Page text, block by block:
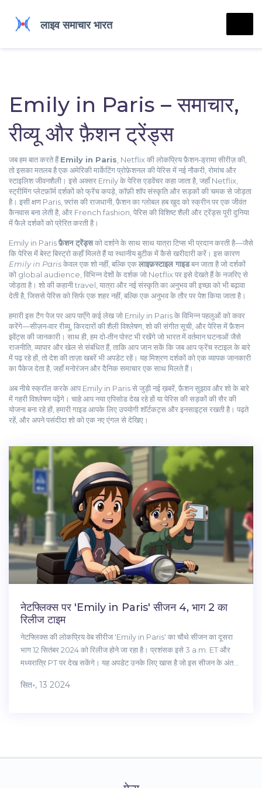
Emily in Paris – समाचार,
रीव्यू और फ़ैशन ट्रेंड्स
जब हम बात करते हैंEmily in Paris Netflix की लोकप्रिय फ़ैशन‑ड्रामा सीरीज़की,
तो इसका मतलब है एक अमेरिकी मार्केटिंग प्रोफ़ेशनल की पेरिस में नई नौकरी, रोमांच और
स्टाइलिश जीवनशैली। इसे अक्सर Emily के पेरिस एडवेंचरकहा जाता है, जहाँNetflix
स्ट्रीमिंग प्लेटफ़ॉर्मदर्शकों को फ्रेंच कपड़े, कॉफ़ी शॉप संस्कृति और सड़कों की चमक से जोड़ता
है। इसी क्षण Paris फ़्रांस की राजधानी, फ़ैशन का ग्लोबल हबखुद को स्क्रीन पर एक जीवंत
कैनवास बना लेती है, और French fashion पेरिस की विशिष्ट शैली और ट्रेंड्सपूरी दुनिया
में फैले दर्शकों को प्रेरित करती है।
Emily in Parisफ़ैशन ट्रेंड्सको दर्शाने के साथ साथ यात्रा टिप्स भी प्रदान करती है—जैसे
कि पेरिस में बेस्ट बिस्ट्रो कहाँ मिलते हैं या स्थानीय बुटीक में कैसे खरीदारी करें। इस कारण
Emily in Parisकेवल एक शो नहीं, बल्कि एकलाइफ़स्टाइल गाइडबन जाता है जो दर्शकों
को global audience विभिन्न देशों के दर्शक जो Netflix पर इसे देखते हैंके नजरिए से
जोड़ता है। शो की कहानीtravel यात्रा और नई संस्कृति का अनुभवकी इच्छा को भी बढ़ावा
देती है, जिससे पेरिस को सिर्फ एक शहर नहीं, बल्कि एक अनुभव के तौर पर पेश किया जाता है।
हमारी इस टैग पेज पर आप पाएँगे कई लेख जो Emily in Paris के विभिन्न पहलुओं को कवर
करेंगे—सीज़न‑वार रीव्यू, किरदारों की शैली विश्लेषण, शो की संगीत सूची, और पेरिस में फ़ैशन
इवेंट्स की जानकारी। साथ ही, हम दो‑तीन पोस्ट भी रखेंगे जो भारत में वर्तमान घटनाओं जैसे
राजनीति, व्यापार और खेल से संबंधित हैं, ताकि आप जान सकें कि जब आप फ्रेंच स्टाइल के बारे
में पढ़ रहे हों, तो देश की ताज़ा खबरें भी अपडेट रहें। यह मिश्रण दर्शकों को एक व्यापक जानकारी
का पैकेज देता है, जहाँ मनोरंजन और दैनिक समाचार एक साथ मिलते हैं।
अब नीचे स्क्रॉल करके आप Emily in Paris से जुड़ी नई ख़बरें, फ़ैशन सुझाव और शो के बारे
में गहरी विश्लेषण पढ़ेंगे। चाहे आप नया एपिसोड देख रहे हों या पेरिस की सड़कों की सैर की
योजना बना रहे हों, हमारी गाइड आपके लिए उपयोगी शॉर्टकट्स और इनसाइट्स रखती है। पढ़ते
रहें, और अपने पसंदीदा शो को एक नए एंगल से देखिए।
नेटफ्लिक्स पर 'Emily in Paris' सीजन 4, भाग 2 का
रिलीज टाइम
नेटफ्लिक्स की लोकप्रिय वेब सीरीज 'Emily in Paris' का चौथे सीजन का दूसरा
भाग 12 सितंबर 2024 को रिलीज होने जा रहा है। प्रशंसक इसे 3 a.m. ET और
मध्यरात्रि PT पर देख सकेंगे। यह अपडेट उनके लिए खास है जो इस सीजन के अंत
सित॰, 13 2024